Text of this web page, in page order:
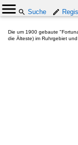
Suche
Die um 1900 gebaute
die Älteste) im Ruhrgebiet